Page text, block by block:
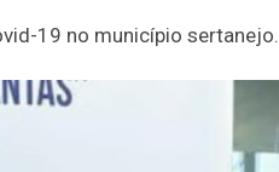
19 no município sertanejo.